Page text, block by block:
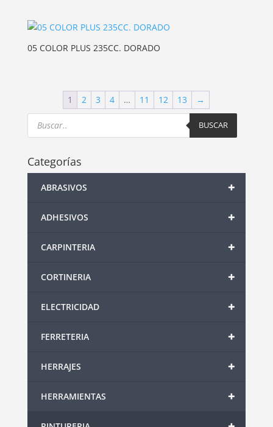
05 COLOR PLUS 235CC. DORADO
1 2 3 4 … 11 12 13
→
Products
search BUSCAR
Categorías
+
ABRASIVOS
+
ADHESIVOS
+
CARPINTERIA
+
CORTINERIA
+
ELECTRICIDAD
+
FERRETERIA
+
HERRAJES
+
HERRAMIENTAS